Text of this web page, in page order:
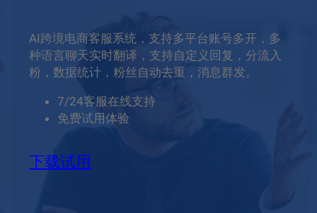
AI跨境电商客服系统，支持多平台账号多开，多
种语言聊天实时翻译，支持自定义回复，分流入
粉，数据统计，粉丝自动去重，消息群发。
7/24客服在线支持
免费试用体验
下载试用